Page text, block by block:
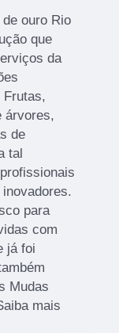
ouro Rio
que
da
Frutas,
árvores,
de
tal
para
com
já foi
Mudas
mais